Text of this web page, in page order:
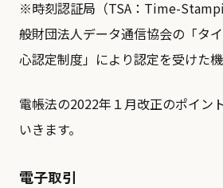
※時刻認証局（TSA：Time-
般財団法人データ通信協会の「タ
心認定制度」により認定を受けた機
電帳法の2022年１月改正のポイン
いきます。
電子取引